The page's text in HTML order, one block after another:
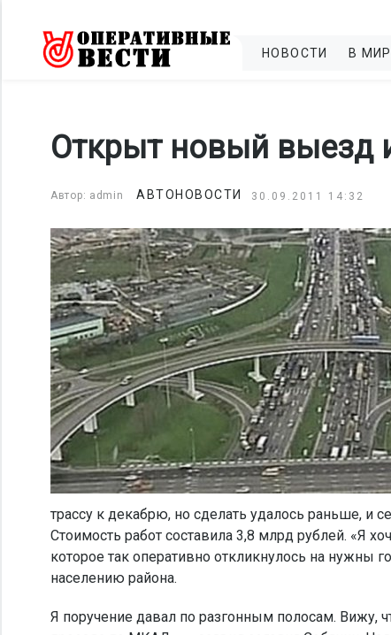
НОВОСТИ В
Открыт новый выезд
Автор: admin АВТОНОВОСТИ 30.09.2011 14:32
трассу к декабрю, но сделать удалось раньше,
Стоимость работ составила 3,8 млрд рублей. «Я
которое так оперативно откликнулось на нужны
населению района.
Я поручение давал по разгонным полосам. Вижу,